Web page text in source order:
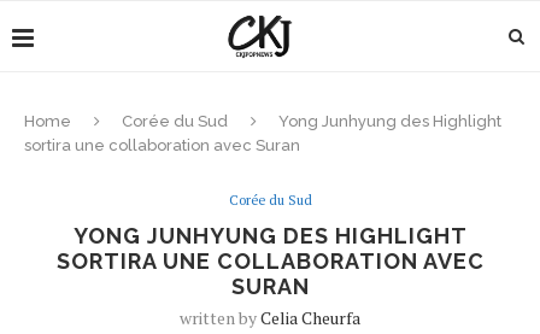
Home Corée du Sud
Yong Junhyung des Highlight
sortira une collaboration avec Suran
Corée du Sud
YONG JUNHYUNG DES HIGHLIGHT
SORTIRA UNE COLLABORATION AVEC
SURAN
written byCelia Cheurfa